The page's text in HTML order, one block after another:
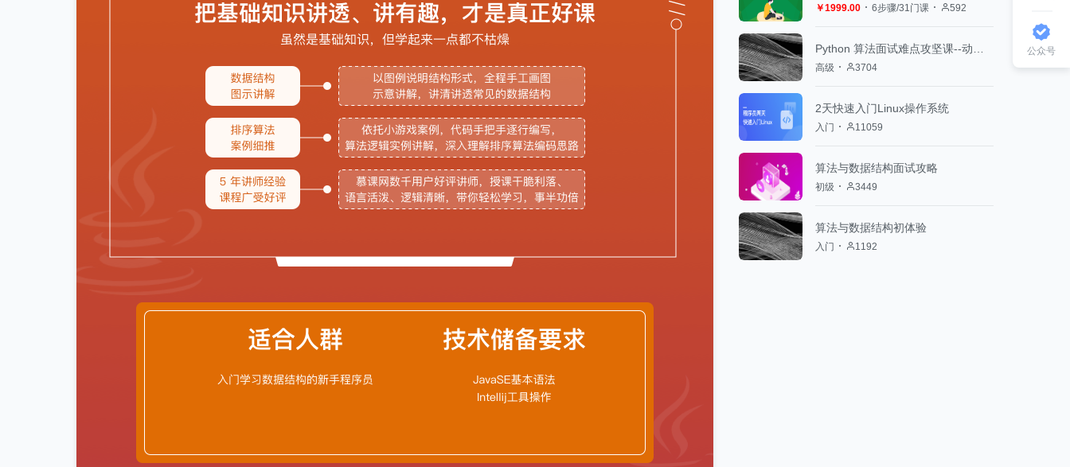
￥1999.00 6步骤/31门课 592
高级 3704
2天快速入门Linux操作系统
入门 11059
算法与数据结构面试攻略
初级 3449
算法与数据结构初体验
入门 1192
公众号